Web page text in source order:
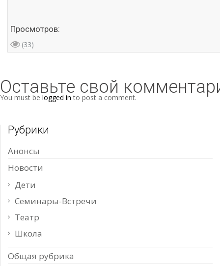
Просмотров:
(33)
Оставьте свой
You must be logged in to post a comment.
Рубрики
Анонсы
Новости
Дети
Семинары-Встречи
Театр
Школа
Общая рубрика